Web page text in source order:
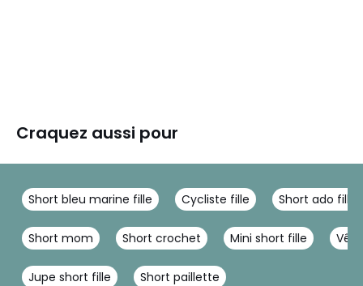
Craquez aussi pour
Short bleu marine fille Cycliste fille Short ado fille
Short mom Short crochet Mini short fille
Jupe short fille Short paillette